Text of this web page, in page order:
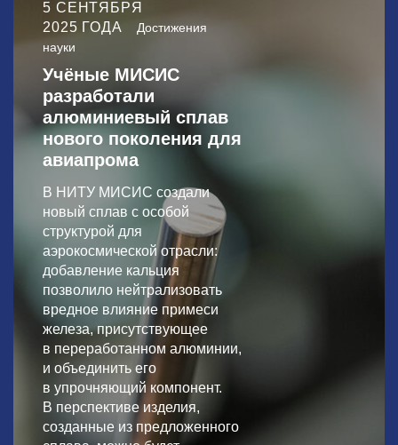
5 СЕНТЯБРЯ
2025 ГОДА
Достижения
науки
Учёные МИСИС
разработали
алюминиевый сплав
нового поколения для
авиапрома
В НИТУ МИСИС создали
новый сплав с особой
структурой для
аэрокосмической отрасли:
добавление кальция
позволило нейтрализовать
вредное влияние примеси
железа, присутствующее
в переработанном алюминии,
и объединить его
в упрочняющий компонент.
В перспективе изделия,
созданные из предложенного